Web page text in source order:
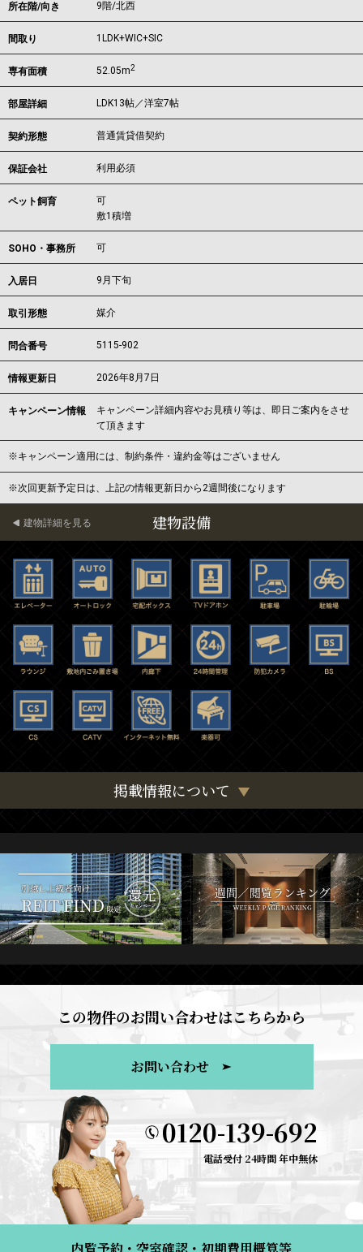
所在階/向き 9階/北西
間取り 1LDK+WIC+SIC
専有面積 52.05m2
部屋詳細 LDK13帖／洋室7帖
契約形態 普通賃貸借契約
保証会社 利用必須
ペット飼育
可
敷1積増
SOHO・事務所 可
入居日 9月下旬
取引形態 媒介
問合番号 5115-902
情報更新日 2026年8月7日
キャンペーン情報
キャンペーン詳細内容やお見積り等は、即日ご案内をさせ
て頂きます
※キャンペーン適用には、制約条件・違約金等はございません
※次回更新予定日は、上記の情報更新日から2週間後になります
建物設備
建物詳細を見る
掲載情報について
この物件のお問い合わせはこちらから
お問い合わせ
0120-139-692
電話受付 24時間 年中無休